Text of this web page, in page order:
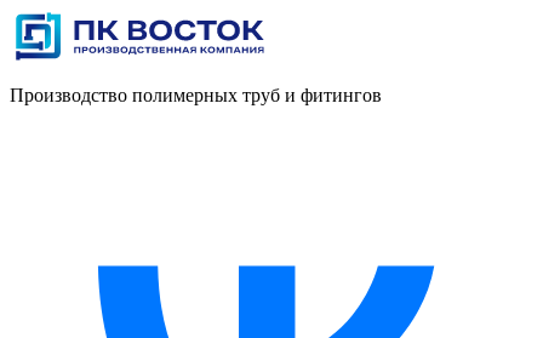
Производство полимерных труб и фитингов